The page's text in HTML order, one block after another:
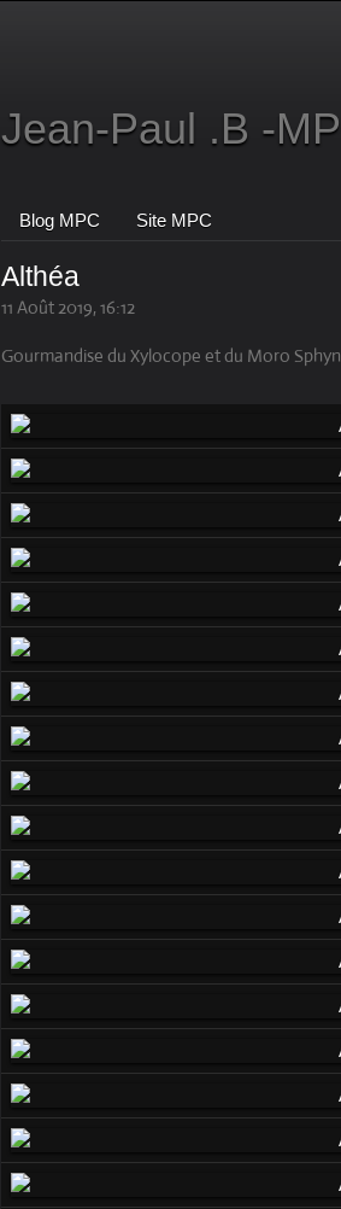
Jean-Paul .B -
Blog MPC Site MPC
Althéa
11 Août 2019, 16:12
Gourmandise du Xylocope et du Moro